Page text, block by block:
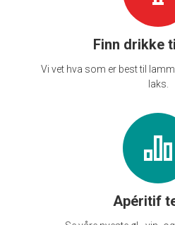
Finn drikke
Vi vet hva som er best til
laks.
Apéritif